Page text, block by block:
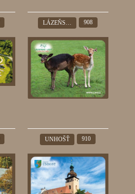
LÁZEŇSKÉ LESY KARLOVY VARY 908
UNHOŠŤ 910